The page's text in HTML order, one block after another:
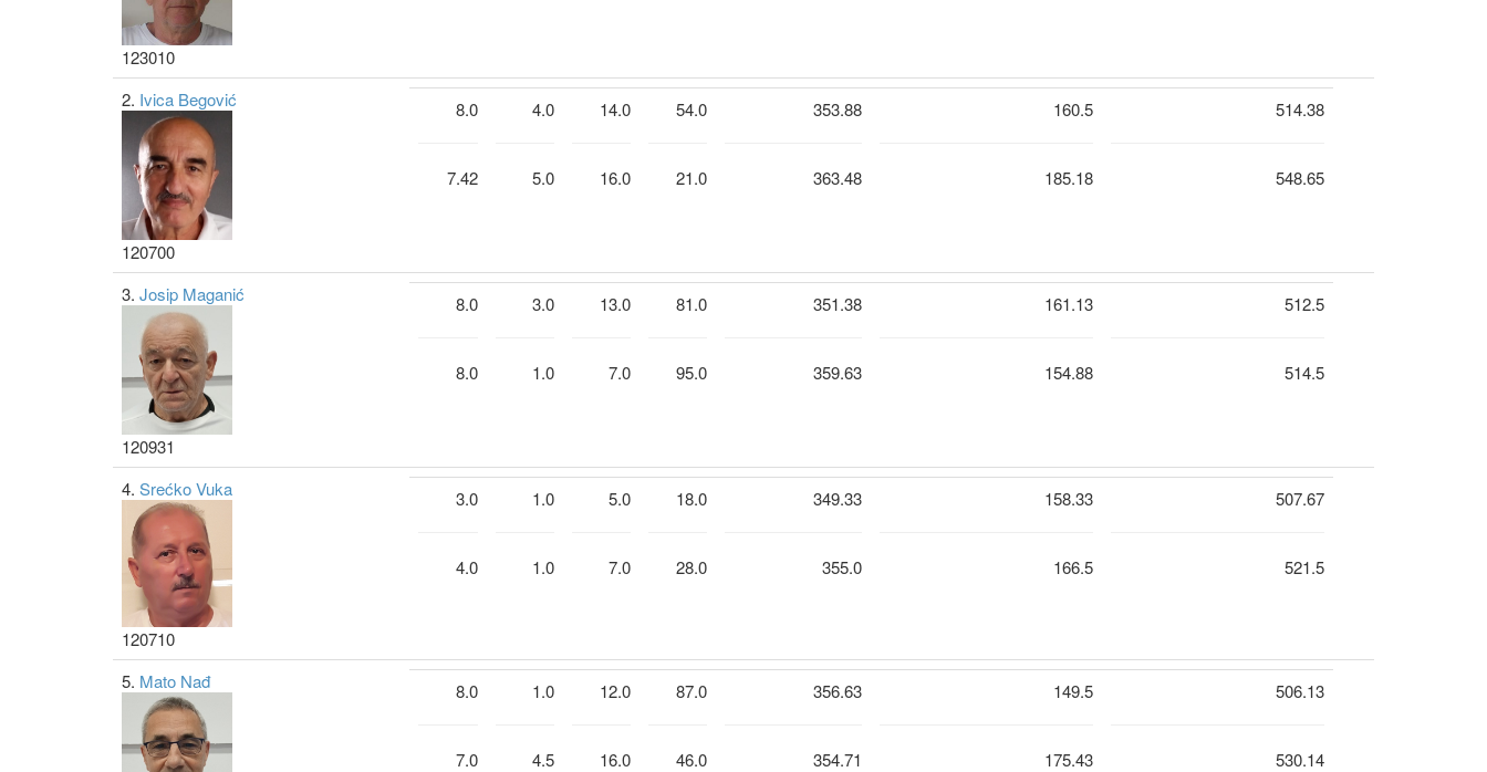
123010
2. Ivica Begović
120700
8.0
7.42
4.0
5.0
14.0
16.0
54.0
21.0
353.88
363.48
160.5
185.18
514.38
548.65
3. Josip Maganić
120931
8.0
8.0
3.0
1.0
13.0
7.0
81.0
95.0
351.38
359.63
161.13
154.88
512.5
514.5
4. Srećko Vuka
120710
3.0
4.0
1.0
1.0
5.0
7.0
18.0
28.0
349.33
355.0
158.33
166.5
507.67
521.5
5. Mato Nađ 8.0
7.0
1.0
4.5
12.0
16.0
87.0
46.0
356.63
354.71
149.5
175.43
506.13
530.14